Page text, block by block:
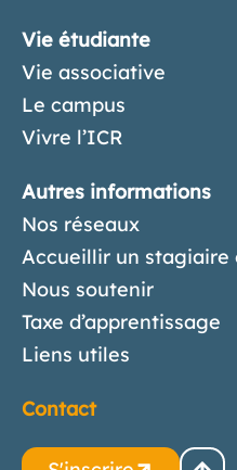
Vie étudiante
Vie associative
Le campus
Vivre l’ICR
Autres informations
Nos réseaux
Accueillir un stagiaire
Nous soutenir
Taxe d’apprentissage
Liens utiles
Contact